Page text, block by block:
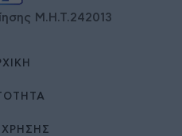
Μ.Η.Τ.242013
ΧΡΉΣΗΣ